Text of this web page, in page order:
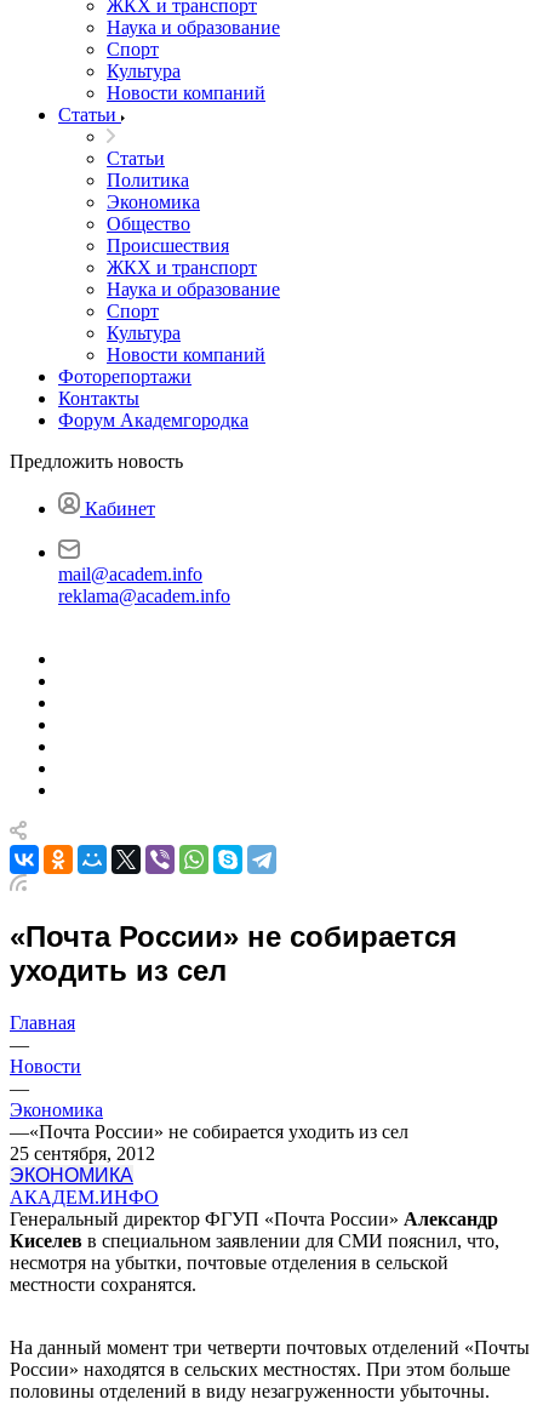
ЖКХ и транспорт
Наука и образование
Спорт
Культура
Новости компаний
Статьи
Статьи
Политика
Экономика
Общество
Происшествия
ЖКХ и транспорт
Наука и образование
Спорт
Культура
Новости компаний
Фоторепортажи
Контакты
Форум Академгородка
Предложить новость
Кабинет
mail@academ.info
reklama@academ.info
«Почта России» не собирается
уходить из сел
Главная
—
Новости
—
Экономика
—«Почта России» не собирается уходить из сел
25 сентября, 2012
ЭКОНОМИКА
АКАДЕМ.ИНФО
Генеральный директор ФГУП «Почта России» Александр
Киселев в специальном заявлении для СМИ пояснил, что,
несмотря на убытки, почтовые отделения в сельской
местности сохранятся.
На данный момент три четверти почтовых отделений «Почты
России» находятся в сельских местностях. При этом больше
половины отделений в виду незагруженности убыточны.